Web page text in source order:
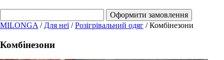
Оформити замовлення
MILONGA / Для неї/Розігрівальний одяг /Комбінезони
Комбінезони